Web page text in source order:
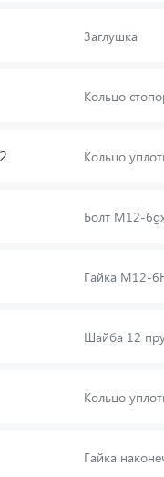
Заглушка
Кольцо
Кольцо
Болт М12-
Гайка М12-
Шайба 12
Кольцо
Гайка